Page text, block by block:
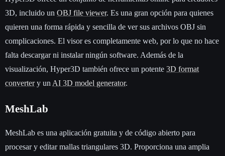
3D, incluido un OBJ file viewer. Es una gran opción para quienes
quieren una forma rápida y sencilla de ver sus archivos OBJ sin
complicaciones. El visor es completamente web, por lo que no hace
falta descargar ni instalar ningún software. Además de la
visualización, Hyper3D también ofrece un potente 3D format
convertery un AI 3D model generator.
MeshLab
MeshLab es una aplicación gratuita y de código abierto para
procesar y editar mallas triangulares 3D. Proporciona una amplia